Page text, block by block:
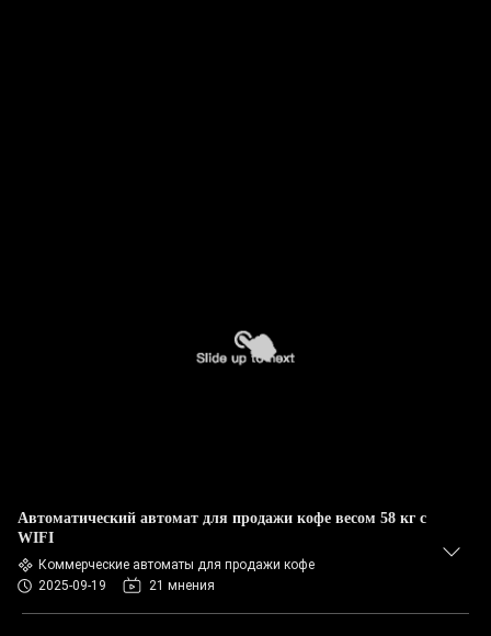
Автоматический автомат для продажи кофе весом 58 кг с
WIFI
Коммерческие автоматы для продажи кофе
2025-09-19
21 мнения